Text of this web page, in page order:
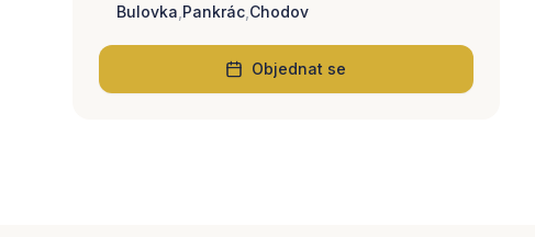
Bulovka Pankrác, Chodov
Objednat se